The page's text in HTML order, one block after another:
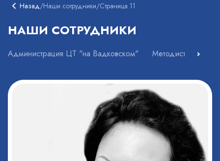
Назад/Наши сотрудники/Страница 11
НАШИ СОТРУДНИКИ
Администрация ЦТ "на Вадковском" Методисты ЦТ